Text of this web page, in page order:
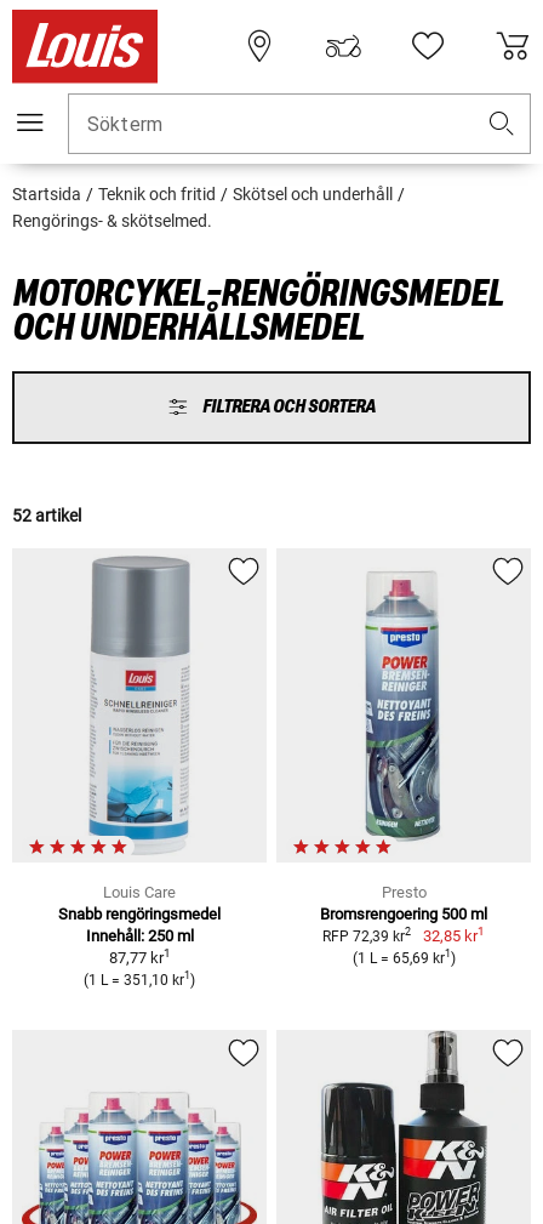
Sökterm
Startsida Teknik och fritid
Skötsel och underhåll
Rengörings- & skötselmed.
MOTORCYKEL-RENGÖRINGSMEDEL
OCH UNDERHÅLLSMEDEL
FILTRERA OCH SORTERA
52 artikel
Louis Care
Snabb rengöringsmedel
Innehåll: 250 ml
87,77 kr1
(1 L = 351,10 kr1 )
Presto
Bromsrengoering 500 ml
RFP 72,39 kr2 32,85 kr1
(1 L = 65,69 kr1 )